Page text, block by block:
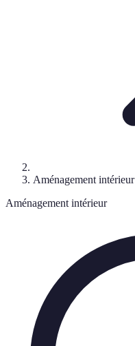
Aménagement intérieur
Aménagement intérieur